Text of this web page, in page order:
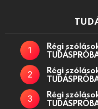
Régi
Régi
Régi